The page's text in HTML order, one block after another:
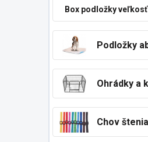
Box podložky veľkosť
Podložky
Ohrádky a
Chov